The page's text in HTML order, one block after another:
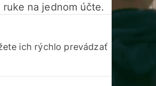
na jednom účte.
ich rýchlo prevádzať